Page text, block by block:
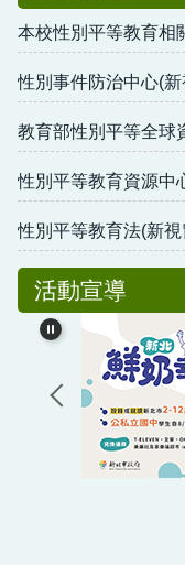
本校性別平等教育相
性別事件防治中心(
教育部性別平等全球
性別平等教育資源中
性別平等教育法(新
活動宣導